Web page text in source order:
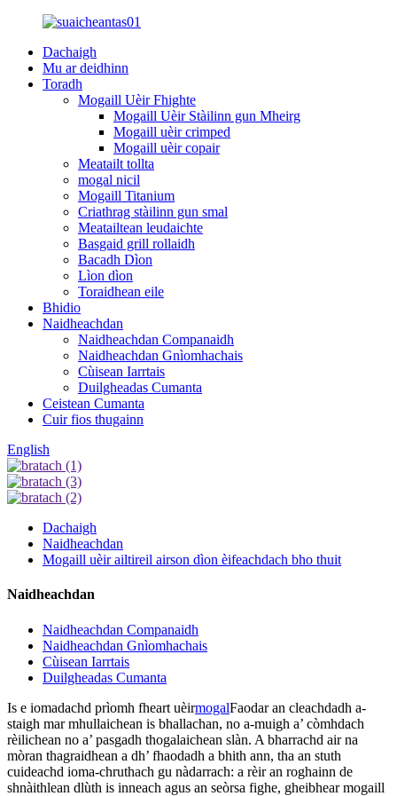
Dachaigh
Mu ar deidhinn
Toradh
Mogaill Uèir Fhighte
Mogaill Uèir Stàilinn gun Mheirg
Mogaill uèir crimped
Mogaill uèir copair
Meatailt tollta
mogal nicil
Mogaill Titanium
Criathrag stàilinn gun smal
Meatailtean leudaichte
Basgaid grill rollaidh
Bacadh Dìon
Lìon dìon
Toraidhean eile
Bhidio
Naidheachdan
Naidheachdan Companaidh
Naidheachdan Gnìomhachais
Cùisean Iarrtais
Duilgheadas Cumanta
Ceistean Cumanta
Cuir fios thugainn
English
Dachaigh
Naidheachdan
Mogaill uèir ailtireil airson dìon èifeachdach bho thuit
Naidheachdan
Naidheachdan Companaidh
Naidheachdan Gnìomhachais
Cùisean Iarrtais
Duilgheadas Cumanta
Is e iomadachd prìomh fheart uèirmogalFaodar an cleachdadh a-
staigh mar mhullaichean is bhallachan, no a-muigh a’ còmhdach
rèilichean no a’ pasgadh thogalaichean slàn. A bharrachd air na
mòran thagraidhean a dh’ fhaodadh a bhith ann, tha an stuth
cuideachd ioma-chruthach gu nàdarrach: a rèir an roghainn de
shnàithlean dlùth is inneach agus an seòrsa fighe, gheibhear mogaill